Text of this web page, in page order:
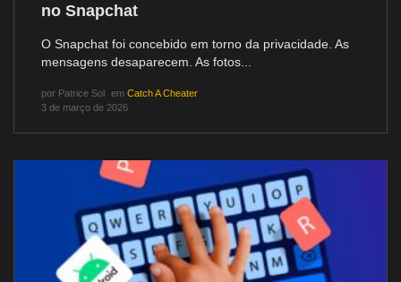
no Snapchat
O Snapchat foi concebido em torno da privacidade. As
mensagens desaparecem. As fotos...
por Patrice Sol em Catch A Cheater
3 de março de 2026